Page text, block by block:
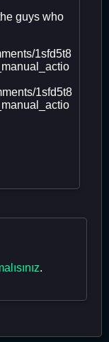
guys who
1sfd5t8
1sfd5t8
.